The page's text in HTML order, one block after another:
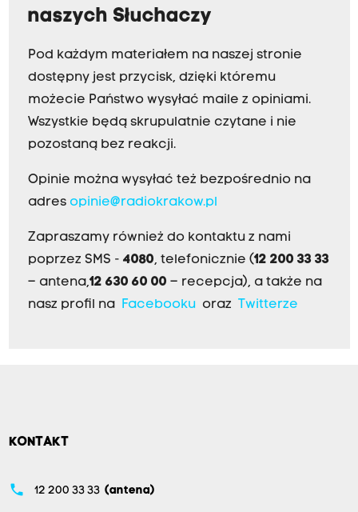
naszych Słuchaczy
Pod każdym materiałem na naszej stronie
dostępny jest przycisk, dzięki któremu
możecie Państwo wysyłać maile z opiniami.
Wszystkie będą skrupulatnie czytane i nie
pozostaną bez reakcji.
Opinie można wysyłać też bezpośrednio na
adres opinie@radiokrakow.pl
Zapraszamy również do kontaktu z nami
poprzez SMS - 4080, telefonicznie (12 200 33 33
– antena,12 630 60 00 – recepcja), a także na
nasz profil na Facebookuoraz Twitterze
KONTAKT
phone 12 200 33 33 (antena)